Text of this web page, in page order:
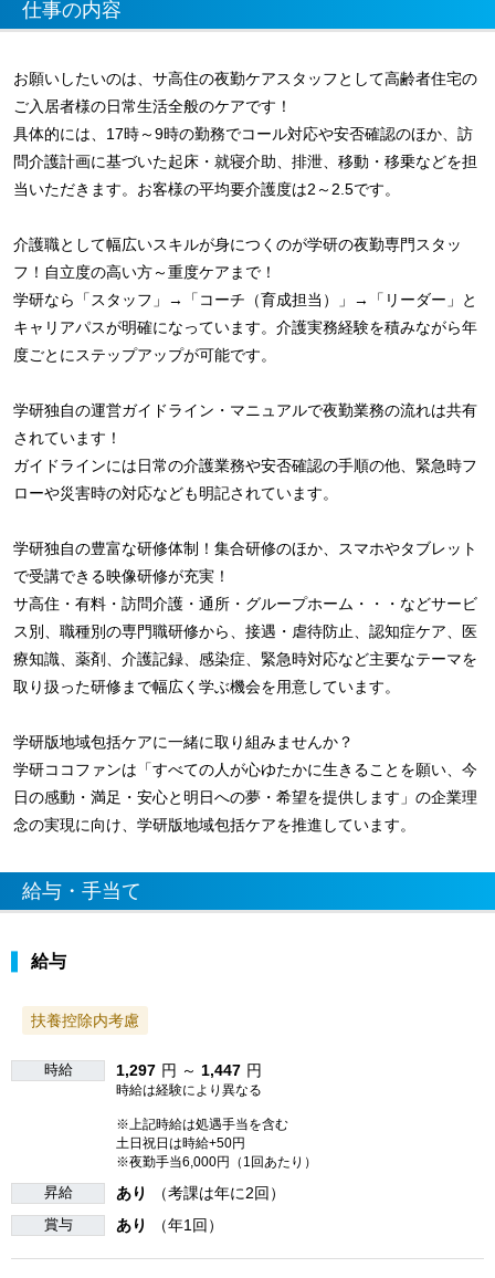
仕事の内容
お願いしたいのは、サ高住の夜勤ケアスタッフとして高齢者住宅の
ご入居者様の日常生活全般のケアです！
具体的には、17時～9時の勤務でコール対応や安否確認のほか、訪
問介護計画に基づいた起床・就寝介助、排泄、移動・移乗などを担
当いただきます。お客様の平均要介護度は2～2.5です。
介護職として幅広いスキルが身につくのが学研の夜勤専門スタッ
フ！自立度の高い方～重度ケアまで！
学研なら「スタッフ」→「コーチ（育成担当）」→「リーダー」と
キャリアパスが明確になっています。介護実務経験を積みながら年
度ごとにステップアップが可能です。
学研独自の運営ガイドライン・マニュアルで夜勤業務の流れは共有
されています！
ガイドラインには日常の介護業務や安否確認の手順の他、緊急時フ
ローや災害時の対応なども明記されています。
学研独自の豊富な研修体制！集合研修のほか、スマホやタブレット
で受講できる映像研修が充実！
サ高住・有料・訪問介護・通所・グループホーム・・・などサービ
ス別、職種別の専門職研修から、接遇・虐待防止、認知症ケア、医
療知識、薬剤、介護記録、感染症、緊急時対応など主要なテーマを
取り扱った研修まで幅広く学ぶ機会を用意しています。
学研版地域包括ケアに一緒に取り組みませんか？
学研ココファンは「すべての人が心ゆたかに生きることを願い、今
日の感動・満足・安心と明日への夢・希望を提供します」の企業理
念の実現に向け、学研版地域包括ケアを推進しています。
給与・手当て
給与
扶養控除内考慮
時給 1,297 円 ～ 1,447 円
時給は経験により異なる
※上記時給は処遇手当を含む
土日祝日は時給+50円
※夜勤手当6,000円（1回あたり）
昇給 あり （考課は年に2回）
賞与 あり （年1回）